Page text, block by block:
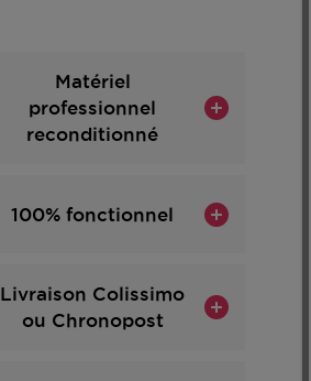
Matériel
professionnel
reconditionné
100% fonctionnel
Livraison Colissimo
ou Chronopost